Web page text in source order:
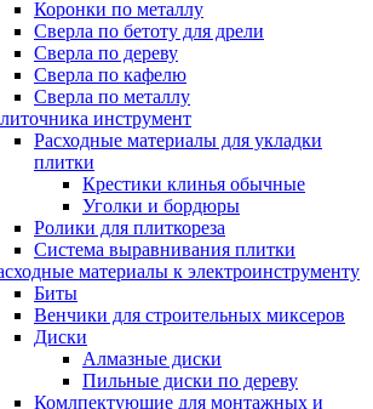
Коронки по металлу
Сверла по бетоту для дрели
Сверла по дереву
Сверла по кафелю
Сверла по металлу
инструмент
Расходные материалы для укладки
плитки
Крестики клинья обычные
Уголки и бордюры
Ролики для плиткореза
Система выравнивания плитки
материалы к электроинструменту
Биты
Венчики для строительных миксеров
Диски
Алмазные диски
Пильные диски по дереву
Комлпектующие для монтажных и